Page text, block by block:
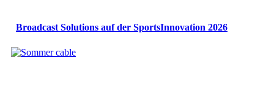
Broadcast Solutions auf der SportsInnovation 2026